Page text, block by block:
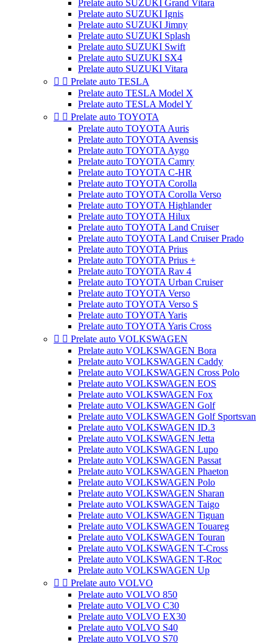
Prelate auto SUZUKI Grand Vitara
Prelate auto SUZUKI Ignis
Prelate auto SUZUKI Jimny
Prelate auto SUZUKI Splash
Prelate auto SUZUKI Swift
Prelate auto SUZUKI SX4
Prelate auto SUZUKI Vitara
  Prelate auto TESLA
Prelate auto TESLA Model X
Prelate auto TESLA Model Y
  Prelate auto TOYOTA
Prelate auto TOYOTA Auris
Prelate auto TOYOTA Avensis
Prelate auto TOYOTA Aygo
Prelate auto TOYOTA Camry
Prelate auto TOYOTA C-HR
Prelate auto TOYOTA Corolla
Prelate auto TOYOTA Corolla Verso
Prelate auto TOYOTA Highlander
Prelate auto TOYOTA Hilux
Prelate auto TOYOTA Land Cruiser
Prelate auto TOYOTA Land Cruiser Prado
Prelate auto TOYOTA Prius
Prelate auto TOYOTA Prius +
Prelate auto TOYOTA Rav 4
Prelate auto TOYOTA Urban Cruiser
Prelate auto TOYOTA Verso
Prelate auto TOYOTA Verso S
Prelate auto TOYOTA Yaris
Prelate auto TOYOTA Yaris Cross
  Prelate auto VOLKSWAGEN
Prelate auto VOLKSWAGEN Bora
Prelate auto VOLKSWAGEN Caddy
Prelate auto VOLKSWAGEN Cross Polo
Prelate auto VOLKSWAGEN EOS
Prelate auto VOLKSWAGEN Fox
Prelate auto VOLKSWAGEN Golf
Prelate auto VOLKSWAGEN Golf Sportsvan
Prelate auto VOLKSWAGEN ID.3
Prelate auto VOLKSWAGEN Jetta
Prelate auto VOLKSWAGEN Lupo
Prelate auto VOLKSWAGEN Passat
Prelate auto VOLKSWAGEN Phaeton
Prelate auto VOLKSWAGEN Polo
Prelate auto VOLKSWAGEN Sharan
Prelate auto VOLKSWAGEN Taigo
Prelate auto VOLKSWAGEN Tiguan
Prelate auto VOLKSWAGEN Touareg
Prelate auto VOLKSWAGEN Touran
Prelate auto VOLKSWAGEN T-Cross
Prelate auto VOLKSWAGEN T-Roc
Prelate auto VOLKSWAGEN Up
  Prelate auto VOLVO
Prelate auto VOLVO 850
Prelate auto VOLVO C30
Prelate auto VOLVO EX30
Prelate auto VOLVO S40
Prelate auto VOLVO S70